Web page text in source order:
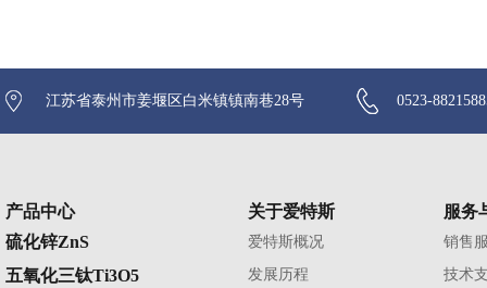
江苏省泰州市姜堰区白米镇镇南巷28号 0523-
产品中心
硫化锌ZnS
五氧化三钛Ti3O5
关于爱特斯
爱特斯概况
发展历程
服务
销售
技术